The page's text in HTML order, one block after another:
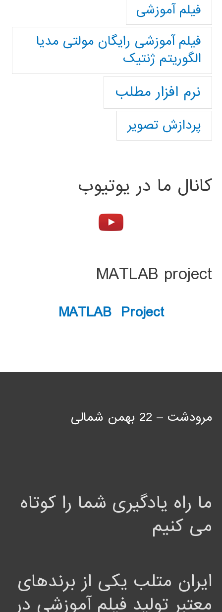
فیلم آموزشی
فیلم آموزشی رایگان مولتی مدیا
الگوریتم ژنتیک
نرم افزار مطلب
پردازش تصویر
کانال ما در یوتیوب
MATLAB project
MATLAB Project
مرودشت – 22 بهمن شمالی
ما راه یادگیری شما را کوتاه
می کنیم
ایران متلب یکی از برندهای
معتبر تولید فیلم آموزشی در